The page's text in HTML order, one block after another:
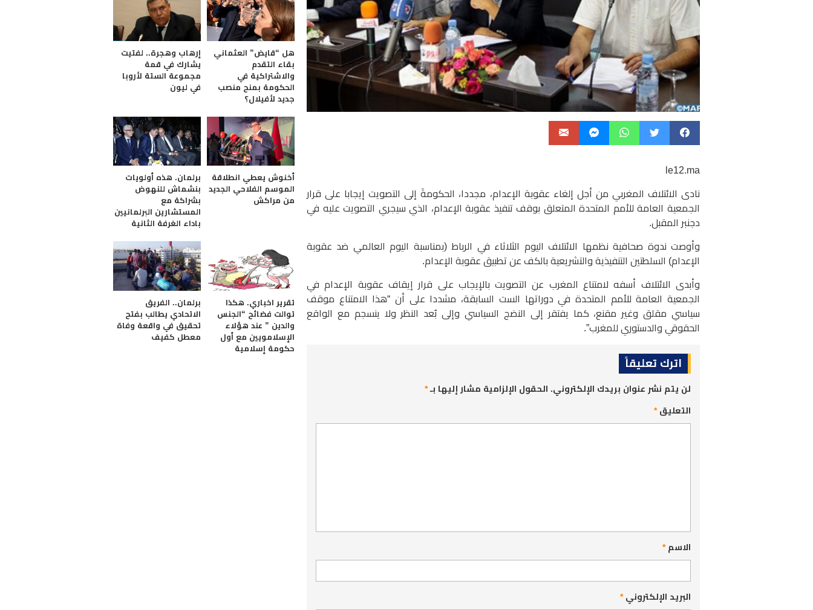
le12.ma
نادى الائتلاف المغربي من أجل إلغاء عقوبة الإعدام، مجددا، الحكومةَ إلى التصويت إيجابا على قرار
الجمعية العامة للأمم المتحدة المتعلق بوقف تنفيذ عقوبة الإعدام، الذي سيجري التصويت عليه في
دجنبر المقبل.
وأوصت ندوة صحافية نظمها الائتلاف اليوم الثلاثاء في الرباط (بمناسبة اليوم العالمي ضد عقوبة
الإعدام) السلطتين التنفيذية والتشريعية بالكف عن تطبيق عقوبة الإعدام.
وأبدى الائتلاف أسفه لامتناع المغرب عن التصويت بالإيجاب على قرار إيقاف عقوبة الإعدام في
الجمعية العامة للأمم المتحدة في دوراتها الست السابقة، مشددا على أن “هذا الامتناع موقف
سياسي مقلق وغير مقنع، كما يفتقر إلى النضج السياسي وإلى بُعد النظر ولا ينسجم مع الواقع
الحقوقي والدستوري للمغرب”.
اترك تعليقاً
لن يتم نشر عنوان بريدك الإلكتروني. الحقول الإلزامية مشار إليها بـ*
التعليق*
الاسم*
البريد الإلكتروني*
هل “قايض” العثماني
بقاء التقدم
والاشتراكية في
الحكومة بمنح منصب
جديد لأفيلال؟
إرهاب وهجرة.. لفتيت
يشارك في قمة
مجموعة الستة لأروبا
في ليون
أخنوش يعطي انطلاقة
الموسم الفلاحي الجديد
من مراكش
برلمان. هذه أولويات
بنشماش للنهوض
بشراكة مع
المستشارين البرلمانيين
باداء الغرفة الثانية
تقرير اخباري. هكذا
توالت فضائح “الجنس
والدين ” عند هؤلاء
الإسلامويين مع أول
حكومة إسلامية
برلمان.. الفريق
الاتحادي يطالب بفتح
تحقيق في واقعة وفاة
معطل كفيف